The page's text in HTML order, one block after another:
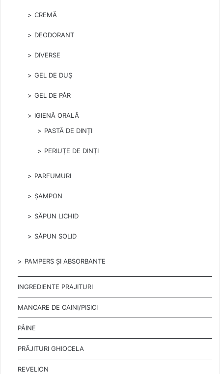
CREMĂ
DEODORANT
DIVERSE
GEL DE DUȘ
GEL DE PĂR
IGIENĂ ORALĂ
PASTĂ DE DINȚI
PERIUȚE DE DINȚI
PARFUMURI
ȘAMPON
SĂPUN LICHID
SĂPUN SOLID
PAMPERS ȘI ABSORBANTE
INGREDIENTE PRAJITURI
MANCARE DE CAINI/PISICI
PÂINE
PRĂJITURI GHIOCELA
REVELION